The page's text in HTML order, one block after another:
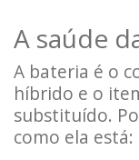
A saúde
A bateria é o
híbrido e o
substituído.
como ela está: